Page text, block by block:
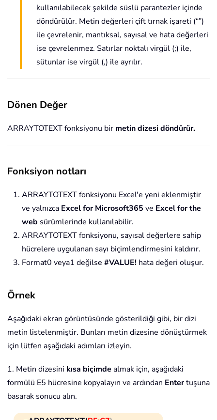
kullanılabilecek şekilde süslü parantezler içinde
döndürülür. Metin değerleri çift tırnak işareti (“”)
ile çevrelenir, mantıksal, sayısal ve hata değerleri
ise çevrelenmez. Satırlar noktalı virgül (;) ile,
sütunlar ise virgül (,) ile ayrılır.
Dönen Değer
ARRAYTOTEXT fonksiyonu bir metin dizesi döndürür.
Fonksiyon notları
ARRAYTOTEXT fonksiyonu Excel'e yeni eklenmiştir
ve yalnızca Excel for Microsoft365 ve Excel for the
web sürümlerinde kullanılabilir.
ARRAYTOTEXT fonksiyonu, sayısal değerlere sahip
hücrelere uygulanan sayı biçimlendirmesini kaldırır.
Format0 veya1 değilse #VALUE! hata değeri oluşur.
Örnek
Aşağıdaki ekran görüntüsünde gösterildiği gibi, bir dizi
metin listelenmiştir. Bunları metin dizesine dönüştürmek
için lütfen aşağıdaki adımları izleyin.
1. Metin dizesini kısa biçimde almak için, aşağıdaki
formülü E5 hücresine kopyalayın ve ardından Entertuşuna
basarak sonucu alın.